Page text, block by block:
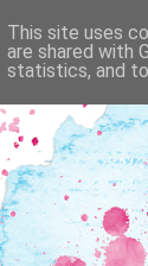
This site uses
are shared with
statistics, and